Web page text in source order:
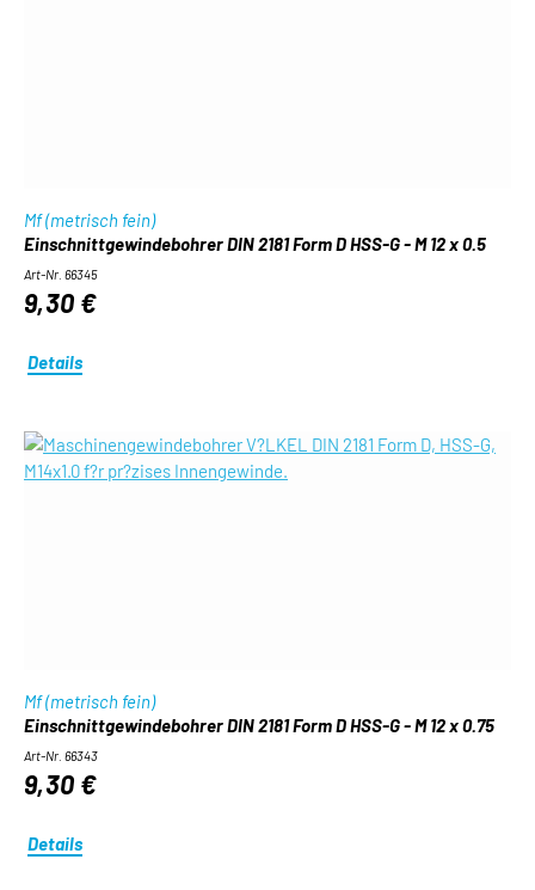
Mf (metrisch fein)
Einschnittgewindebohrer DIN 2181 Form D HSS-G - M 12 x 0.5
Art-Nr. 66345
9,30 €
Details
Mf (metrisch fein)
Einschnittgewindebohrer DIN 2181 Form D HSS-G - M 12 x 0.75
Art-Nr. 66343
9,30 €
Details